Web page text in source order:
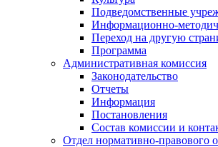
Подведомственные
Информационно-
Переход на другую
Программа
Административная комиссия
Законодательство
Отчеты
Информация
Постановления
Состав комиссии и
Отдел нормативно-правового